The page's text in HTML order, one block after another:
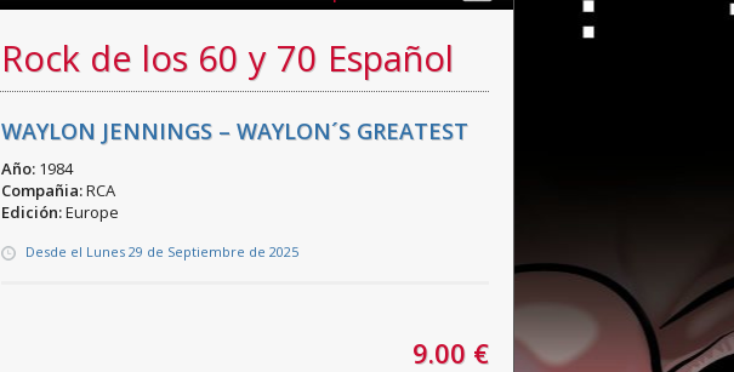
Rock de los 60 y 70 Español
WAYLON JENNINGS – WAYLON´S GREATEST
Año: 1984
Compañia:RCA
Edición:Europe
Desde el Lunes 29 de Septiembre de 2025
9.00 €